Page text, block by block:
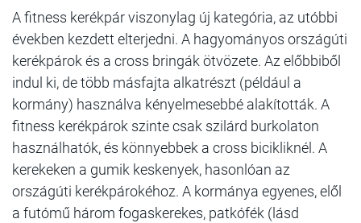
A fitness kerékpár viszonylag új kategória, az utóbbi
években kezdett elterjedni. A hagyományos országúti
kerékpárok és a cross bringák ötvözete. Az előbbiből
indul ki, de több másfajta alkatrészt (például a
kormány) használva kényelmesebbé alakították. A
fitness kerékpárok szinte csak szilárd burkolaton
használhatók, és könnyebbek a cross bicikliknél. A
kerekeken a gumik keskenyek, hasonlóan az
országúti kerékpárokéhoz. A kormánya egyenes, elől
a futómű három fogaskerekes, patkófék (lásd